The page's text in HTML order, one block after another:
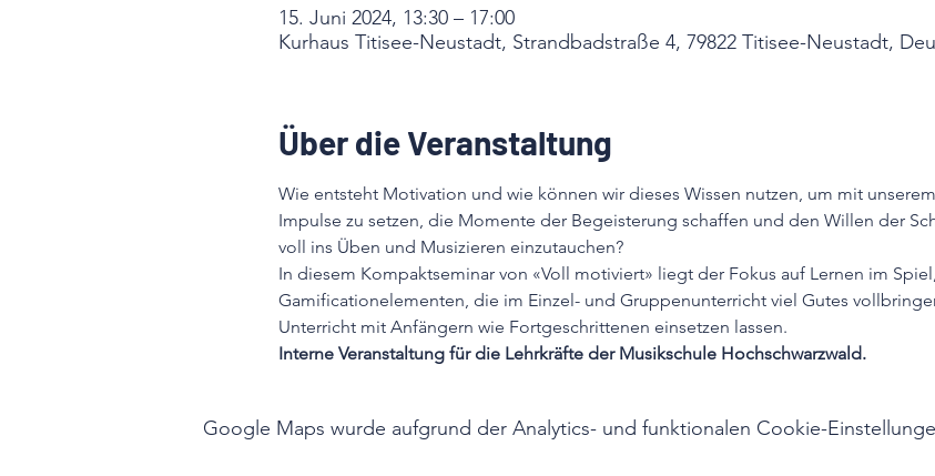
15. Juni 2024, 13:30 – 17:00
Kurhaus Titisee-Neustadt, Strandbadstraße 4, 79822 Titisee-Neustadt,
Über die Veranstaltung
Wie entsteht Motivation und wie können wir dieses Wissen nutzen, um mit
Impulse zu setzen, die Momente der Begeisterung schaffen und den Willen der
voll ins Üben und Musizieren einzutauchen?
In diesem Kompaktseminar von «Voll motiviert» liegt der Fokus auf Lernen im
Gamificationelementen, die im Einzel- und Gruppenunterricht viel Gutes
Unterricht mit Anfängern wie Fortgeschrittenen einsetzen lassen.
Interne Veranstaltung für die Lehrkräfte der Musikschule Hochschwarzwald.
Google Maps wurde aufgrund der Analytics- und funktionalen Cookie-